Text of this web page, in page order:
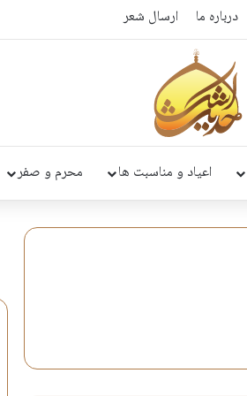
درباره ما ارسال شعر
اعیاد و مناسبت ها محرم و صفر